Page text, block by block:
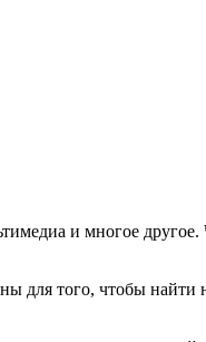
и многое
для того, чтобы